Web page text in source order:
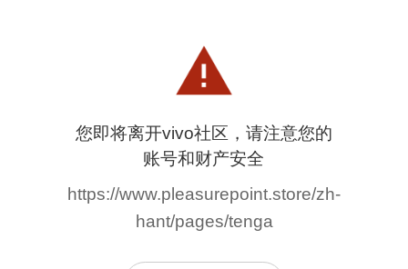
您即将离开vivo社区，请注意您的
账号和财产安全
https://www.pleasurepoint.store/zh-
hant/pages/tenga